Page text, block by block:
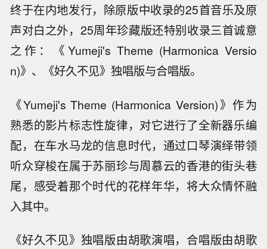
终于在内地发行，除原版中收录的25首音乐及原
声对白之外，25周年珍藏版还特别收录三首诚意
之作：《Yumeji's Theme (Harmonica Versio
n)》、《好久不见》独唱版与合唱版。
《Yumeji's Theme (Harmonica Version)》作为
熟悉的影片标志性旋律，对它进行了全新器乐编
配，在车水马龙的信息时代，通过口琴演绎带领
听众穿梭在属于苏丽珍与周慕云的香港的街头巷
尾，感受着那个时代的花样年华，将大众情怀融
入其中。
《好久不见》独唱版由胡歌演唱，合唱版由胡歌